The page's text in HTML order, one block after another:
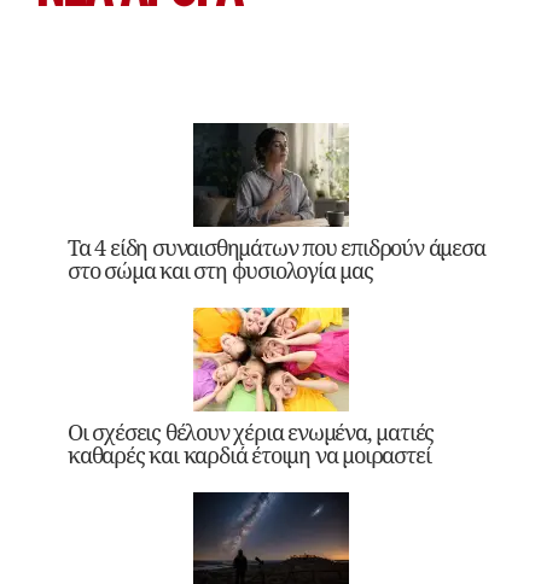
Τα 4 είδη συναισθημάτων που επιδρούν άμεσα
στο σώμα και στη φυσιολογία μας
Οι σχέσεις θέλουν χέρια ενωμένα, ματιές
καθαρές και καρδιά έτοιμη να μοιραστεί